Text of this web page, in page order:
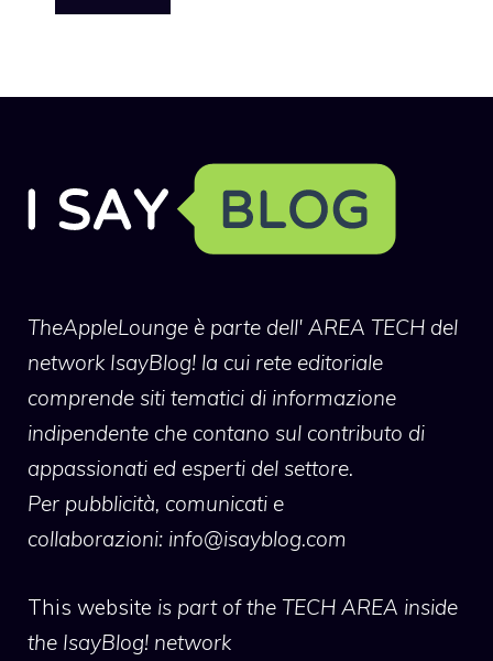
TheAppleLounge è parte dell' AREA TECH del
network IsayBlog! la cui rete editoriale
comprende siti tematici di informazione
indipendente che contano sul contributo di
appassionati ed esperti del settore.
Per pubblicità, comunicati e
collaborazioni: info@isayblog.com
This website is part of the TECH AREA inside
the IsayBlog! network